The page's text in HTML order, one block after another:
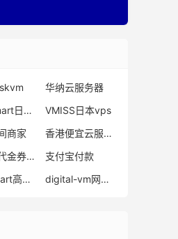
华纳云服务器
RAKSmart日本主机
VMISS日本vps
商家
香港便宜云服务器
腾讯云代金券怎么得到
支付宝付款
RAKsmart高防服务器 digital-vm网络测试